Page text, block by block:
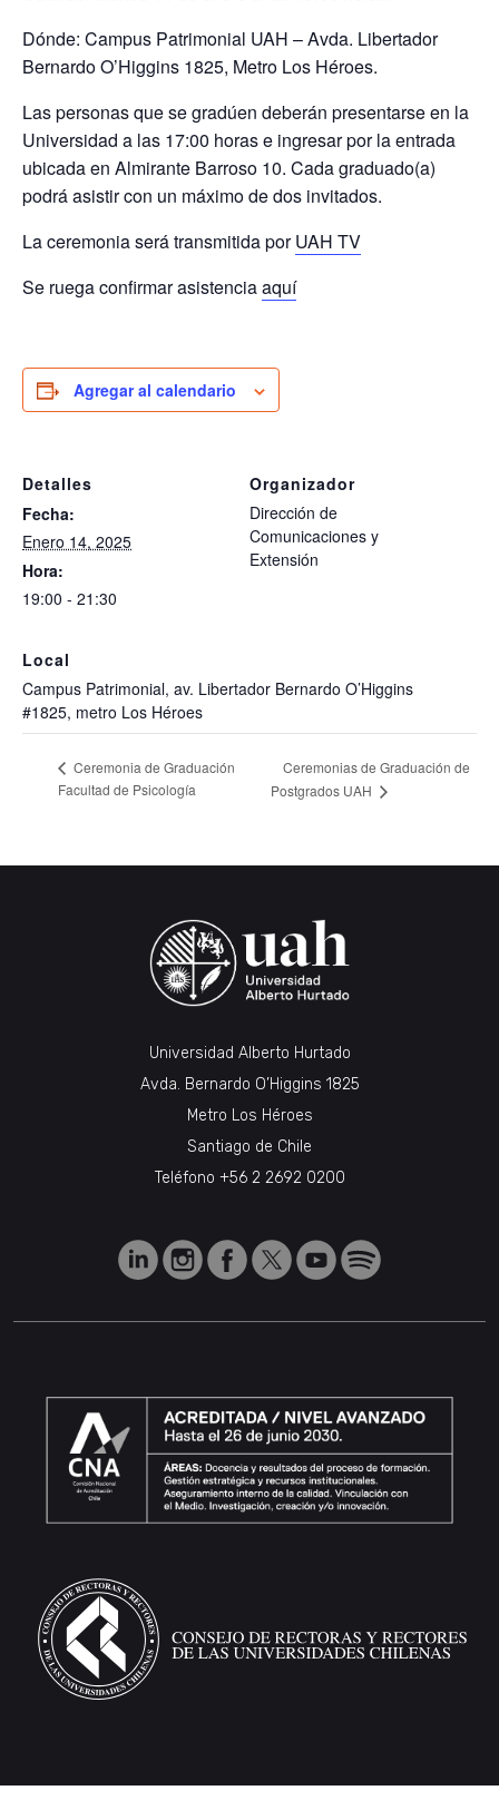
Dónde: Campus Patrimonial UAH – Avda. Libertador
Bernardo O’Higgins 1825, Metro Los Héroes.
Las personas que se gradúen deberán presentarse en la
Universidad a las 17:00 horas e ingresar por la entrada
ubicada en Almirante Barroso 10. Cada graduado(a)
podrá asistir con un máximo de dos invitados.
La ceremonia será transmitida porUAH TV
Se ruega confirmar asistenciaaquí
Agregar al calendario
Detalles
Fecha:
Enero 14, 2025
Hora:
19:00 - 21:30
Organizador
Dirección de
Comunicaciones y
Extensión
Local
Campus Patrimonial, av. Libertador Bernardo O’Higgins
#1825, metro Los Héroes
Ceremonia de Graduación
Facultad de Psicología
Ceremonias de Graduación de
Postgrados UAH
Universidad Alberto Hurtado
Avda. Bernardo O’Higgins 1825
Metro Los Héroes
Santiago de Chile
Teléfono +56 2 2692 0200